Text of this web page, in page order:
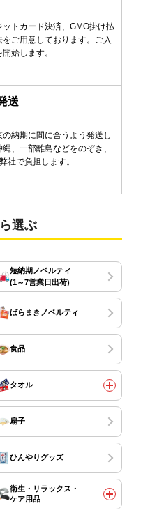
トカード決済、GMO掛け払
ご用意しております。ご入
始します。
送
納期に間に合うよう発送し
、一部離島などをのぞき、
社で負担します。
選ぶ
短納期ノベルティ
(1～7営業日出荷)
ばらまきノベルティ
食品
タオル
扇子
ひんやりグッズ
衛生・リラックス・
ケア用品